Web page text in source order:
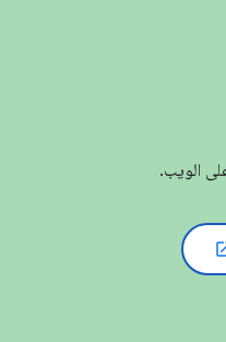
الويب.